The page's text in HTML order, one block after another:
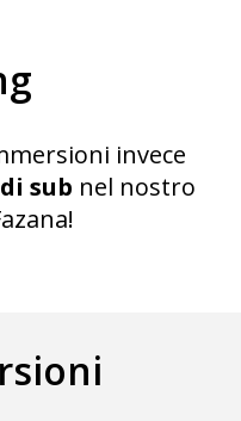
invece
sub nel nostro